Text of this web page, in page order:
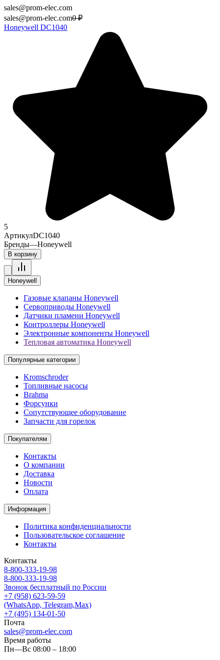
sales@prom-elec.com
sales@prom-elec.com0 ₽
Honeywell DC1040
5
АртикулDC1040
Бренды—Honeywell
В корзину
Honeywell
Газовые клапаны Honeywell
Сервоприводы Honeywell
Датчики пламени Honeywell
Контроллеры Honeywell
Электронные компоненты Honeywell
Тепловая автоматика Honeywell
Популярные категории
Kromschroder
Топливные насосы
Brahma
Форсунки
Сопутствующее оборудование
Запчасти для горелок
Покупателям
Контакты
О компании
Доставка
Новости
Оплата
Информация
Политика конфиденциальности
Пользовательское соглашение
Контакты
Контакты
8-800-333-19-98
8-800-333-19-98
Звонок бесплатный по России
+7 (958) 623-59-59
(WhatsApp, Telegram,Max)
+7 (495) 134-01-50
Почта
sales@prom-elec.com
Время работы
Пн—Вс 08:00 – 18:00